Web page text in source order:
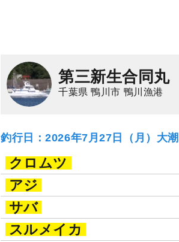
第三新生合同丸
千葉県 鴨川市 鴨川漁港
釣行日：2026年7月27日（月）大潮
クロムツ
アジ
サバ
スルメイカ